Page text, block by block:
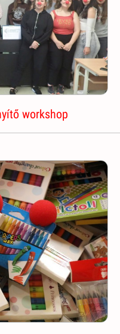
workshop